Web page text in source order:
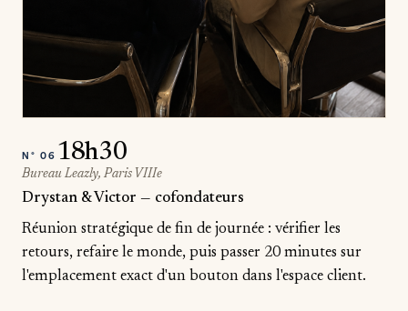
N° 06 18h30
Bureau Leazly, Paris VIIIe
Drystan & Victor — cofondateurs
Réunion stratégique de fin de journée : vérifier les
retours, refaire le monde, puis passer 20 minutes sur
l'emplacement exact d'un bouton dans l'espace client.